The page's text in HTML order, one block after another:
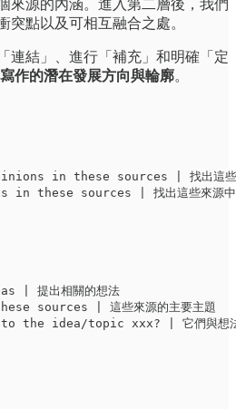
來源的內涵。進入第二層後，我們
突點以及可相互融合之處。
連結」、進行「補充」和明確「定
作的潛在發展方向與輪廓。
in these sources | 找出這些來
in these sources | 找出這些來源中
| 提出相關的想法
sources | 這些來源的主要主題
the idea/topic xxx? | 它們與想法/